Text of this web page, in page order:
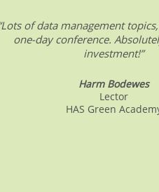
of data management
one-day conference.
investment!”
Harm Bodewes
Lector
HAS Green